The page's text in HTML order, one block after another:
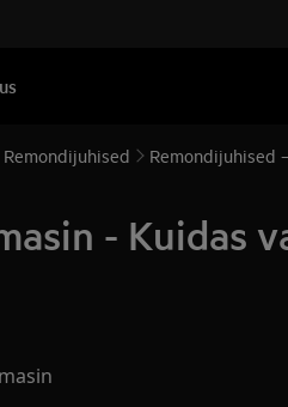
Remondijuhised Remondijuhised
- Kuidas